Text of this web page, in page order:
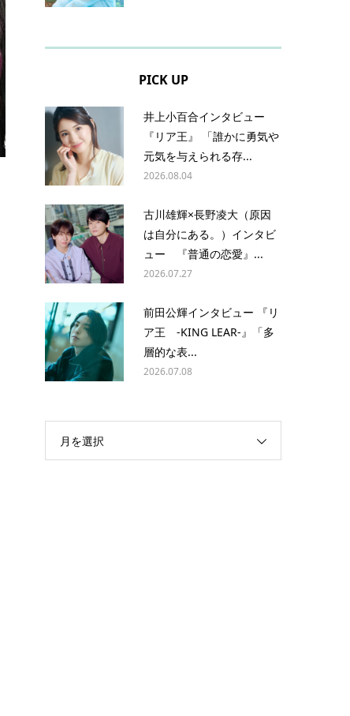
PICK UP
井上小百合インタビュー
『リア王』 「誰かに勇気や
元気を与えられる存...
2026.08.04
古川雄輝×長野凌大（原因
は自分にある。）インタビ
ュー 『普通の恋愛』...
2026.07.27
前田公輝インタビュー 『リ
ア王 -KING LEAR-』「多
層的な表...
2026.07.08
月を選択